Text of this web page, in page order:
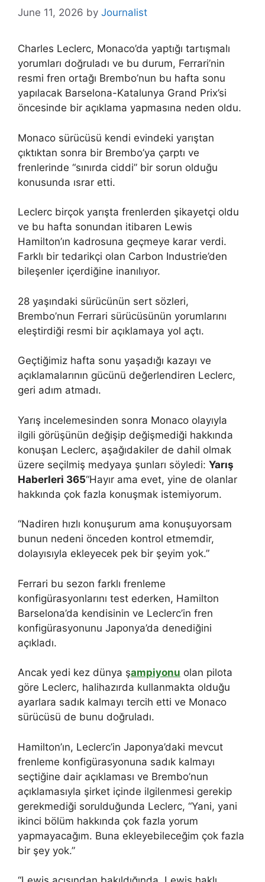
June 11, 2026 by Journalist
Charles Leclerc, Monaco’da yaptığı tartışmalı
yorumları doğruladı ve bu durum, Ferrari’nin
resmi fren ortağı Brembo’nun bu hafta sonu
yapılacak Barselona-Katalunya Grand Prix’si
öncesinde bir açıklama yapmasına neden oldu.
Monaco sürücüsü kendi evindeki yarıştan
çıktıktan sonra bir Brembo’ya çarptı ve
frenlerinde “sınırda ciddi” bir sorun olduğu
konusunda ısrar etti.
Leclerc birçok yarışta frenlerden şikayetçi oldu
ve bu hafta sonundan itibaren Lewis
Hamilton’ın kadrosuna geçmeye karar verdi.
Farklı bir tedarikçi olan Carbon Industrie’den
bileşenler içerdiğine inanılıyor.
28 yaşındaki sürücünün sert sözleri,
Brembo’nun Ferrari sürücüsünün yorumlarını
eleştirdiği resmi bir açıklamaya yol açtı.
Geçtiğimiz hafta sonu yaşadığı kazayı ve
açıklamalarının gücünü değerlendiren Leclerc,
geri adım atmadı.
Yarış incelemesinden sonra Monaco olayıyla
ilgili görüşünün değişip değişmediği hakkında
konuşan Leclerc, aşağıdakiler de dahil olmak
üzere seçilmiş medyaya şunları söyledi: Yarış
Haberleri 365“Hayır ama evet, yine de olanlar
hakkında çok fazla konuşmak istemiyorum.
“Nadiren hızlı konuşurum ama konuşuyorsam
bunun nedeni önceden kontrol etmemdir,
dolayısıyla ekleyecek pek bir şeyim yok.”
Ferrari bu sezon farklı frenleme
konfigürasyonlarını test ederken, Hamilton
Barselona’da kendisinin ve Leclerc’in fren
konfigürasyonunu Japonya’da denediğini
açıkladı.
Ancak yedi kez dünya şampiyonu olan pilota
göre Leclerc, halihazırda kullanmakta olduğu
ayarlara sadık kalmayı tercih etti ve Monaco
sürücüsü de bunu doğruladı.
Hamilton’ın, Leclerc’in Japonya’daki mevcut
frenleme konfigürasyonuna sadık kalmayı
seçtiğine dair açıklaması ve Brembo’nun
açıklamasıyla şirket içinde ilgilenmesi gerekip
gerekmediği sorulduğunda Leclerc, “Yani, yani
ikinci bölüm hakkında çok fazla yorum
yapmayacağım. Buna ekleyebileceğim çok fazla
bir şey yok.”